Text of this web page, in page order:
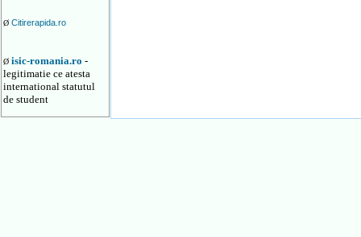
Ø Citirerapida.ro
Ø isic-romania.ro -
legitimatie ce atesta
international statutul
de student